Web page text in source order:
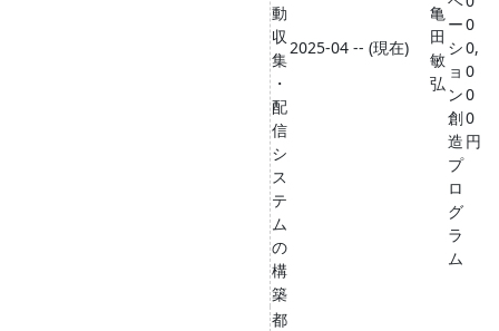
動
収
集
・
配
信
シ
ス
テ
ム
の
構
築
2025-04 -- (現在)
亀
田
敏
弘
ー
シ
ョ
ン
創
造
プ
ロ
グ
ラ
ム
0
0,
0
0
0
円
都